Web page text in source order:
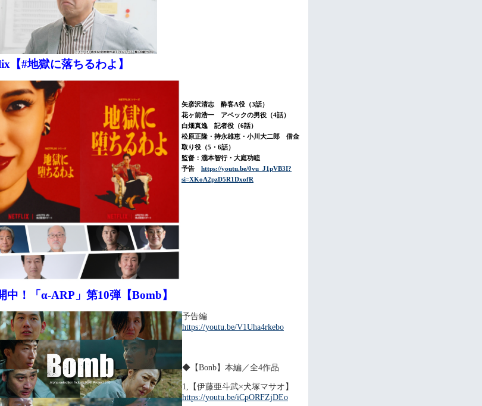
【#地獄に落ちるわよ】
矢彦沢清志 酔客A役（3話）
花ヶ前浩一 アベックの男役（4話）
白畑真逸 記者役（6話）
松原正隆・持永雄恵・小川大二郎 借金
取り役（5・6話）
監督：瀧本智行・大庭功睦
予告 https://youtu.be/0vu_J1pVB3I?
si=XKoA2pzD5R1DxofR
中！「α-ARP」第10弾【Bomb】
予告編
https://youtu.be/V1Uha4rkebo
◆【Bonb】本編／全4作品
1,【伊藤亜斗武×犬塚マサオ】
https://youtu.be/iCpORFZjDEo